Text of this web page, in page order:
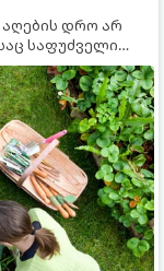
დრო არ
საფუძველი
მზადდება
რომ
5
მოასწროთ: